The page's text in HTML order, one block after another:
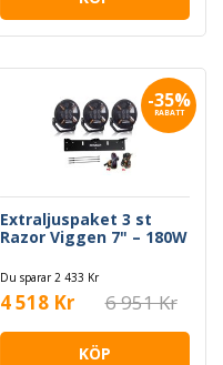
-35%
RABATT
Extraljuspaket 3 st
Razor Viggen 7" – 180W
Du sparar 2 433 Kr
4 518 Kr 6 951 Kr
KÖP